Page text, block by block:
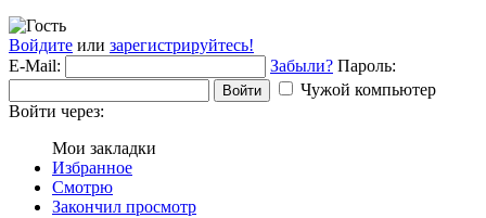
Войдите или зарегистрируйтесь!
E-Mail:
Забыли? Пароль:
Войти
Чужой компьютер
Войти через:
Мои закладки
Избранное
Смотрю
Закончил просмотр